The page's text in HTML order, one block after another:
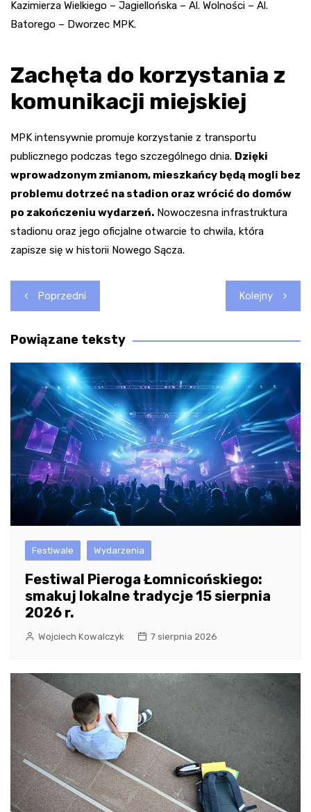
Kazimierza Wielkiego – Jagiellońska – Al. Wolności – Al.
Batorego – Dworzec MPK.
Zachęta do korzystania z
komunikacji miejskiej
MPK intensywnie promuje korzystanie z transportu
publicznego podczas tego szczególnego dnia. Dzięki
wprowadzonym zmianom, mieszkańcy będą mogli bez
problemu dotrzeć na stadion oraz wrócić do domów
po zakończeniu wydarzeń. Nowoczesna infrastruktura
stadionu oraz jego oficjalne otwarcie to chwila, która
zapisze się w historii Nowego Sącza.
Nawigacja
wpisu
Poprzedni Kolejny
Powiązane teksty
Festiwale Wydarzenia
Festiwal Pieroga Łomnicońskiego:
smakuj lokalne tradycje 15 sierpnia
2026 r.
Wojciech Kowalczyk 7 sierpnia 2026